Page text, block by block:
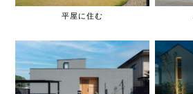
平屋に住む